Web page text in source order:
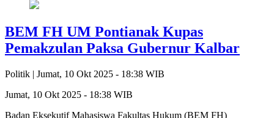
BEM FH UM Pontianak Kupas
Pemakzulan Paksa Gubernur Kalbar
Politik | Jumat, 10 Okt 2025 - 18:38 WIB
Jumat, 10 Okt 2025 - 18:38 WIB
Badan Eksekutif Mahasiswa Fakultas Hukum (BEM FH)